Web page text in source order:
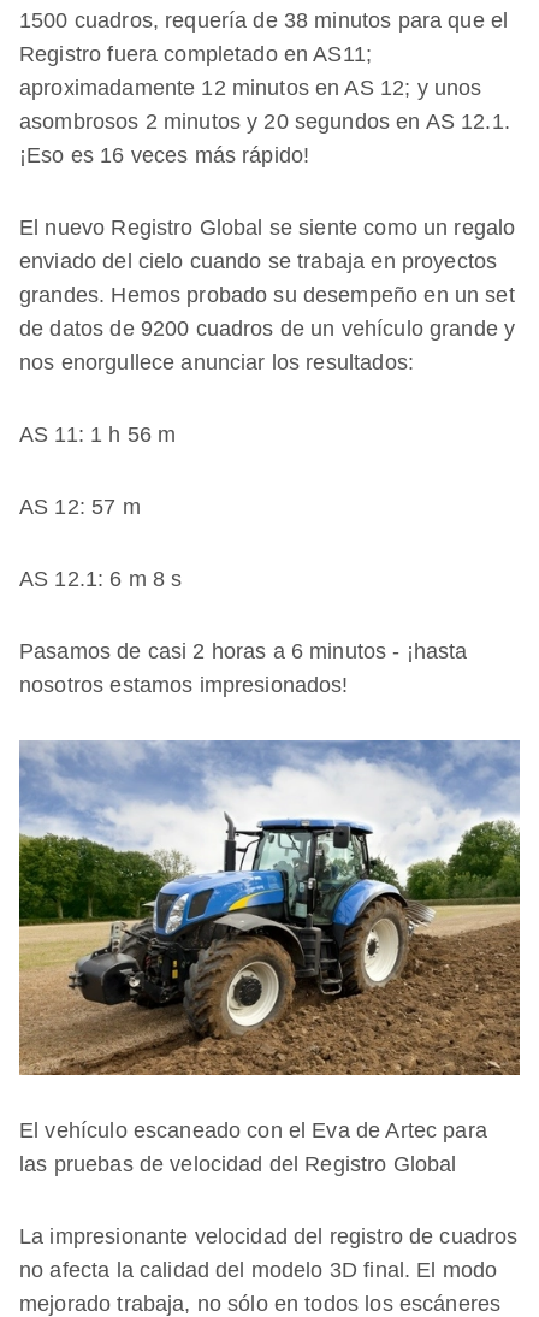
1500 cuadros, requería de 38 minutos para que el
Registro fuera completado en AS11;
aproximadamente 12 minutos en AS 12; y unos
asombrosos 2 minutos y 20 segundos en AS 12.1.
¡Eso es 16 veces más rápido!
El nuevo Registro Global se siente como un regalo
enviado del cielo cuando se trabaja en proyectos
grandes. Hemos probado su desempeño en un set
de datos de 9200 cuadros de un vehículo grande y
nos enorgullece anunciar los resultados:
AS 11: 1 h 56 m
AS 12: 57 m
AS 12.1: 6 m 8 s
Pasamos de casi 2 horas a 6 minutos - ¡hasta
nosotros estamos impresionados!
El vehículo escaneado con el Eva de Artec para
las pruebas de velocidad del Registro Global
La impresionante velocidad del registro de cuadros
no afecta la calidad del modelo 3D final. El modo
mejorado trabaja, no sólo en todos los escáneres